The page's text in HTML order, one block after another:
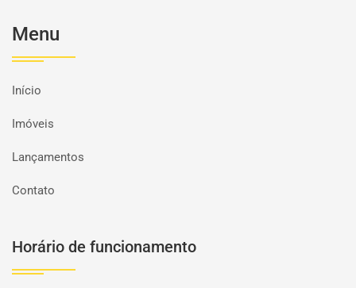
Menu
Início
Imóveis
Lançamentos
Contato
Horário de funcionamento